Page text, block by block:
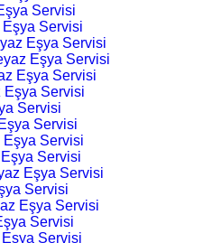
Servisi
Servisi
Eşya Servisi
Eşya Servisi
Eşya Servisi
Eşya Servisi
Servisi
Servisi
Eşya Servisi
Servisi
Eşya Servisi
Servisi
Eşya Servisi
Servisi
Servisi